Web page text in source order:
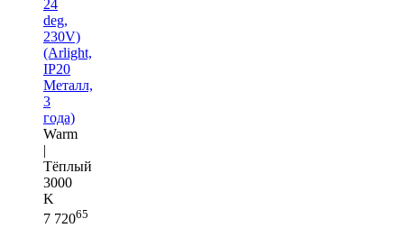
24
deg,
230V)
(Arlight,
IP20
Металл,
3
года)
Warm
|
Тёплый
3000
K
7 72065